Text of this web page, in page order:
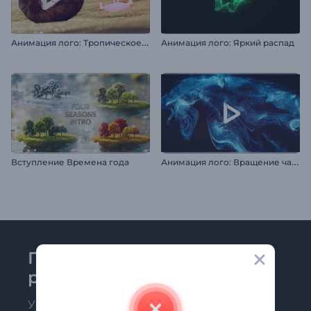
А
нимация лого: Тропическое приключение Анимация лого: Яркий распад
Вступление Времена года А
нимация лого: Вращение частиц
Присоединяйтесь к
рассылке Renderforest
Узнавайте о последних новостях и